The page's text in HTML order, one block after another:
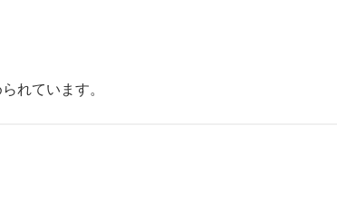
れています。